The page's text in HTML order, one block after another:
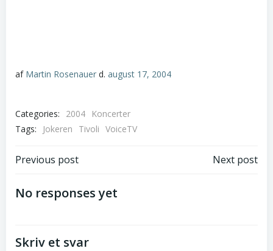
af Martin Rosenauer d. august 17, 2004
Categories: 2004
Koncerter
Tags:
Jokeren Tivoli VoiceTV
Post
navigation
Previous post Next post
No responses yet
Skriv et svar